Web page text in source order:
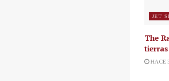
JET
The
HACE